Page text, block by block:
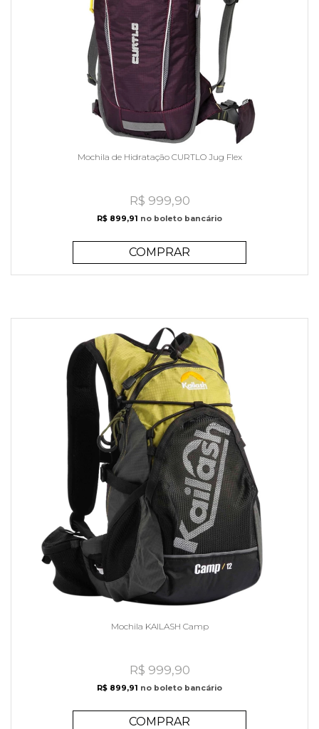
Mochila de Hidratação CURTLO Jug Flex
R$ 999,90
R$ 899,91 no boleto bancário
COMPRAR
Mochila KAILASH Camp
R$ 999,90
R$ 899,91 no boleto bancário
COMPRAR